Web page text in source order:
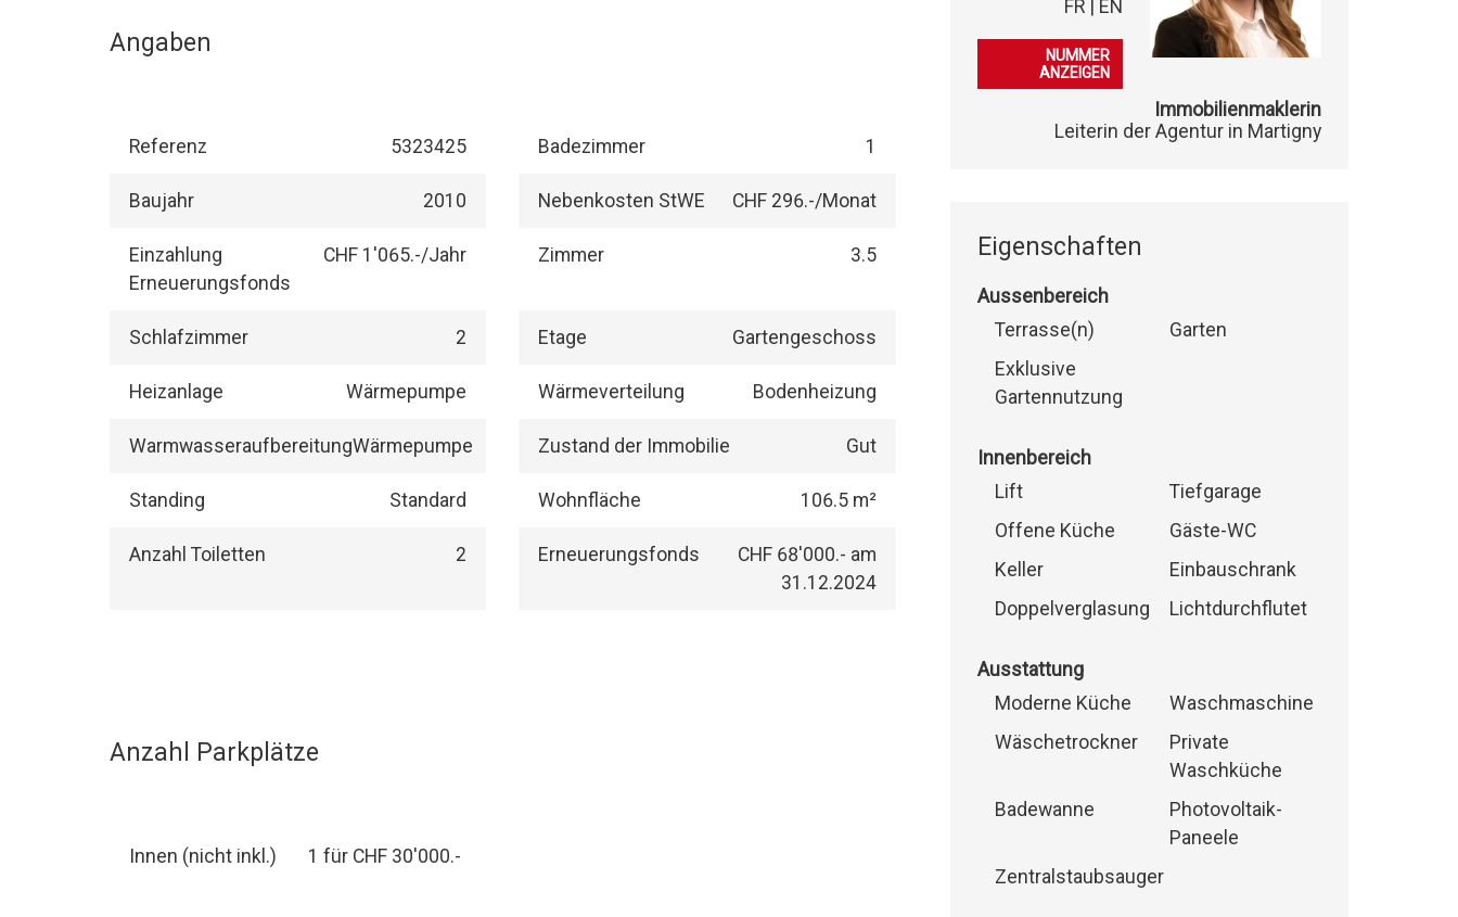
Angaben
Referenz 5323425 Badezimmer 1
Baujahr 2010 Nebenkosten StWE CHF 296.-/Monat
Einzahlung
Erneuerungsfonds
CHF 1'065.-/Jahr Zimmer 3.5
Schlafzimmer 2 Etage Gartengeschoss
Heizanlage Wärmepumpe Wärmeverteilung Bodenheizung
WarmwasseraufbereitungWärmepumpe Zustand der Immobilie Gut
Standing Standard Wohnfläche 106.5 m²
Anzahl Toiletten 2 Erneuerungsfonds
CHF 68'000.- am
31.12.2024
Anzahl Parkplätze
Innen (nicht inkl.) 1 für CHF 30'000.-
FR | EN
079 548 30 13
NUMMER
ANZEIGEN
Immobilienmaklerin
Leiterin der Agentur in Martigny
Eigenschaften
Aussenbereich
Terrasse(n)
Garten
Exklusive
Gartennutzung
Innenbereich
Lift
Tiefgarage
Offene Küche
Gäste-WC
Keller
Einbauschrank
Doppelverglasung
Lichtdurchflutet
Ausstattung
Moderne Küche
Waschmaschine
Wäschetrockner
Private
Waschküche
Badewanne
Photovoltaik-
Paneele
Zentralstaubsauger